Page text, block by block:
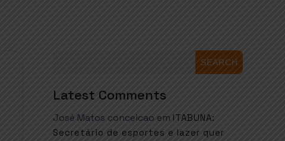
SEARCH
Latest Comments
José Matos conceicao em ITABUNA:
Secretário de esportes e lazer quer